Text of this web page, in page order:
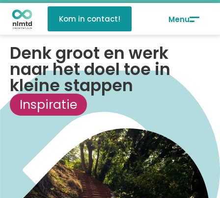
Kom in contact!
Denk groot en werk
naar het doel toe in
kleine stappen
Inspiratie